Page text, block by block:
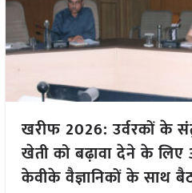
खरीफ 2026: उर्वरकों के
खेती को बढ़ावा देने के
केवीके वैज्ञानिकों के साथ